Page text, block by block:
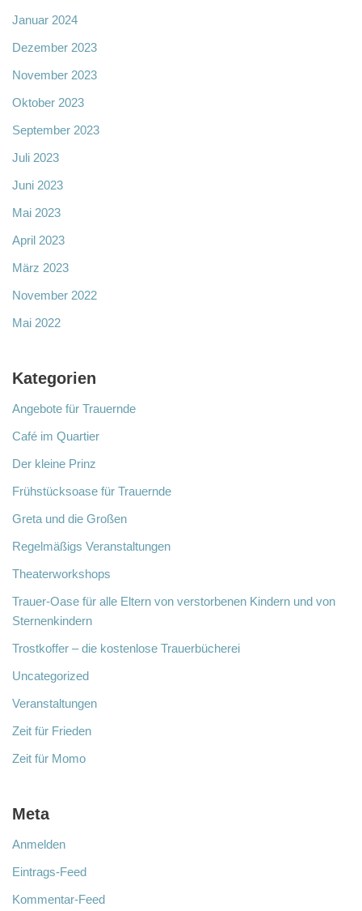
Januar 2024
Dezember 2023
November 2023
Oktober 2023
September 2023
Juli 2023
Juni 2023
Mai 2023
April 2023
März 2023
November 2022
Mai 2022
Kategorien
Angebote für Trauernde
Café im Quartier
Der kleine Prinz
Frühstücksoase für Trauernde
Greta und die Großen
Regelmäßigs Veranstaltungen
Theaterworkshops
Trauer-Oase für alle Eltern von verstorbenen Kindern und von
Sternenkindern
Trostkoffer – die kostenlose Trauerbücherei
Uncategorized
Veranstaltungen
Zeit für Frieden
Zeit für Momo
Meta
Anmelden
Eintrags-Feed
Kommentar-Feed